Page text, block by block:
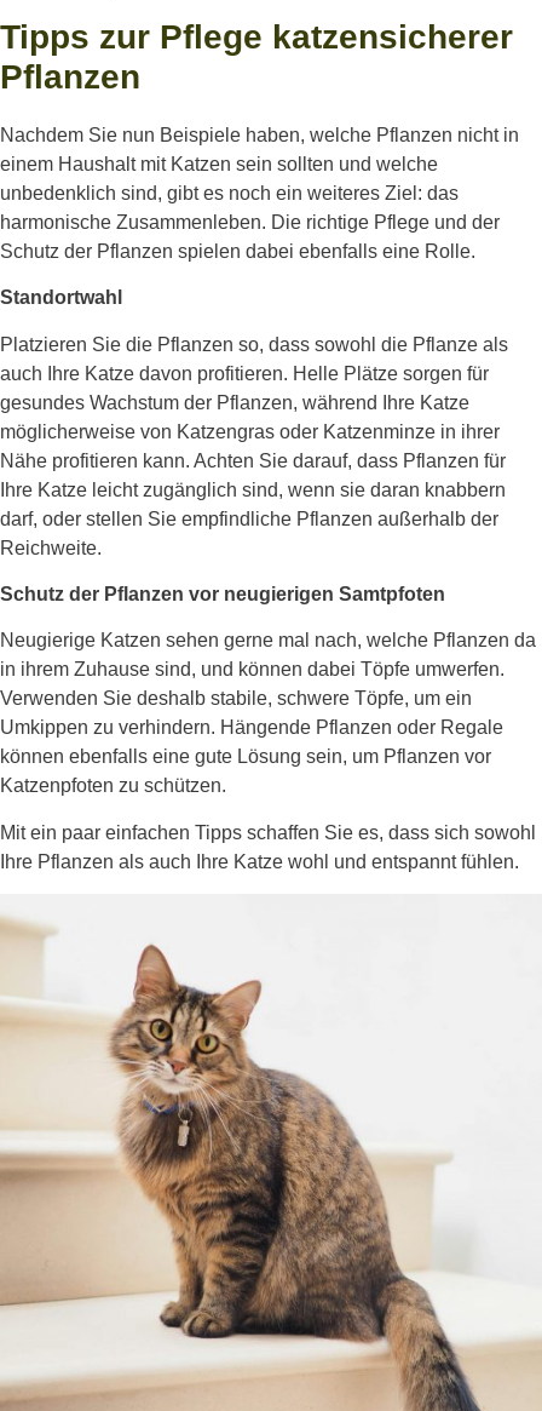
Tipps zur Pflege katzensicherer
Pflanzen
Nachdem Sie nun Beispiele haben, welche Pflanzen nicht in
einem Haushalt mit Katzen sein sollten und welche
unbedenklich sind, gibt es noch ein weiteres Ziel: das
harmonische Zusammenleben. Die richtige Pflege und der
Schutz der Pflanzen spielen dabei ebenfalls eine Rolle.
Standortwahl
Platzieren Sie die Pflanzen so, dass sowohl die Pflanze als
auch Ihre Katze davon profitieren. Helle Plätze sorgen für
gesundes Wachstum der Pflanzen, während Ihre Katze
möglicherweise von Katzengras oder Katzenminze in ihrer
Nähe profitieren kann. Achten Sie darauf, dass Pflanzen für
Ihre Katze leicht zugänglich sind, wenn sie daran knabbern
darf, oder stellen Sie empfindliche Pflanzen außerhalb der
Reichweite.
Schutz der Pflanzen vor neugierigen Samtpfoten
Neugierige Katzen sehen gerne mal nach, welche Pflanzen da
in ihrem Zuhause sind, und können dabei Töpfe umwerfen.
Verwenden Sie deshalb stabile, schwere Töpfe, um ein
Umkippen zu verhindern. Hängende Pflanzen oder Regale
können ebenfalls eine gute Lösung sein, um Pflanzen vor
Katzenpfoten zu schützen.
Mit ein paar einfachen Tipps schaffen Sie es, dass sich sowohl
Ihre Pflanzen als auch Ihre Katze wohl und entspannt fühlen.